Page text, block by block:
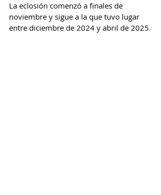
La eclosión comenzó a finales de
noviembre y sigue a la que tuvo lugar
entre diciembre de 2024 y abril de 2025.